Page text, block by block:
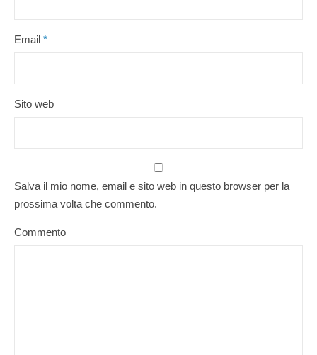
Email *
Sito web
Salva il mio nome, email e sito web in questo browser per la
prossima volta che commento.
Commento